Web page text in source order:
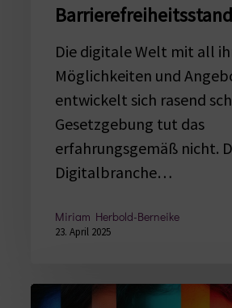
Die digitale Welt mit all
Möglichkeiten und
entwickelt sich rasend
Gesetzgebung tut das
erfahrungsgemäß nicht.
Digitalbranche…
Miriam Herbold-Berneike
23. April 2025